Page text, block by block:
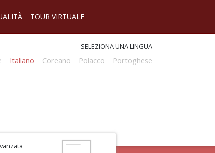
TOUR VIRTUALE
SELEZIONA UNA LINGUA
Italiano Coreano Polacco Portoghese